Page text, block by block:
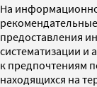
На
предоставления
систематизации и
к предпочтениям
находящихся на